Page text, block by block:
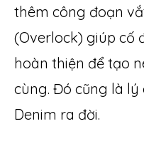
thêm công đoạn
(Overlock) giúp cố
hoàn thiện để tạo
cùng. Đó cũng là
Denim ra đời.